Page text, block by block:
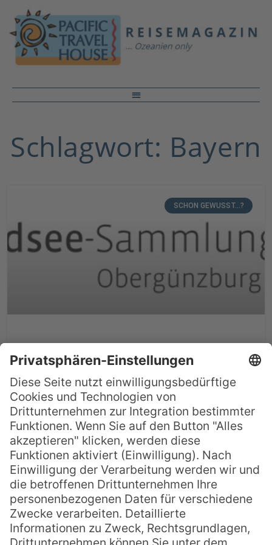
Schlagwort: Bayern
SCHON GEWUSST...?
Vorgestellt: Südsee-
Sammlung Obergünzburg
Das Allgäu und die Südsee haben
zugegebenermaßen nicht allzu viel
miteinander zu tun, wäre da nicht Kapitän
Karl Nauer gewesen. Anfang des 20.
Jahrhunderts bereiste der junge Mann
und gebürtige Obergünzburger mit
seinem Schiff jahrelang die melanesische
Inselwelt. Von seinen Reisen brachte er